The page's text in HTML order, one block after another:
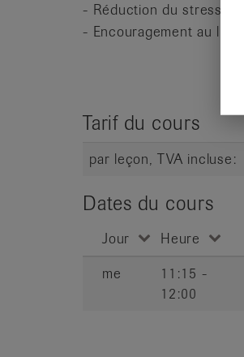
- Réduction du stress
- Encouragement au lien
Tarif du cours
par leçon, TVA incluse:
Dates du cours
Jour Heure
me
11:15 -
12:00